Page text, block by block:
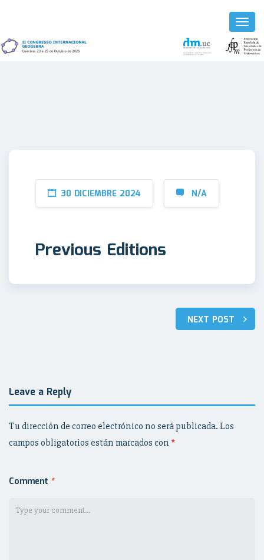
Toggle
30 DICIEMBRE 2024 N/A
Previous Editions
NEXT POST
Leave a Reply
Tu dirección de correo electrónico no será publicada. Los
campos obligatorios están marcados con *
Comment *